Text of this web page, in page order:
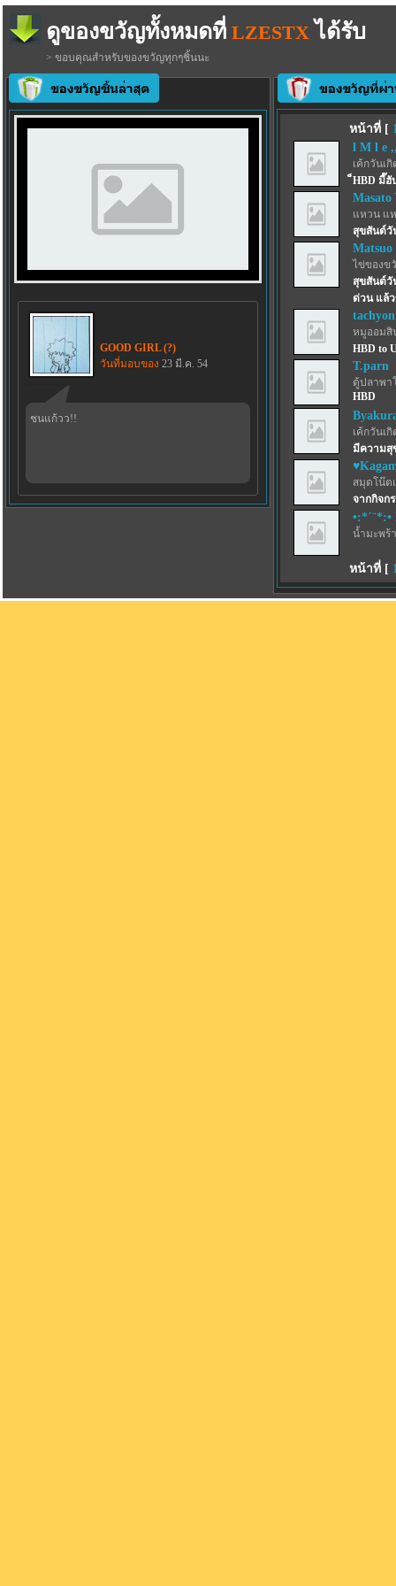
ดูของขวัญทั้งหมดที่ LZESTX ได้รับ
> ขอบคุณสำหรับของขวัญทุกๆชิ้นนะ
GOOD GIRL (?)
วันที่มอบของ 23 มี.ค. 54
ชนแก้วว!!
หน้าที่ [
l M l e
เค้กวันเ
HBD มี๊ฮั
Masato
แหวน แ
สุขสันต์วั
Matsuo
ไข่ของข
สุขสันต์วั
ด่วน แล้
tachyon
หมูออมสิ
HBD to
T.parn
ตู้ปลาพา
HBD
เค้กวันเ
มีความสุ
สมุดโน๊ต
จากกิจก
น้ำมะพร้
หน้าที่ [